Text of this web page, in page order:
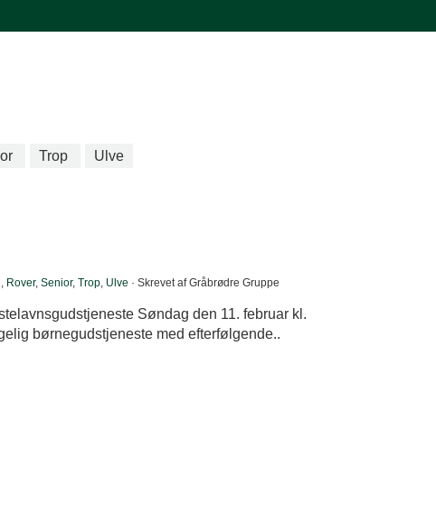
Trop Ulve
, Rover, Senior, Trop, Ulve · Skrevet af Gråbrødre Gruppe
Søndag den 11. februar kl.
børnegudstjeneste med efterfølgende..